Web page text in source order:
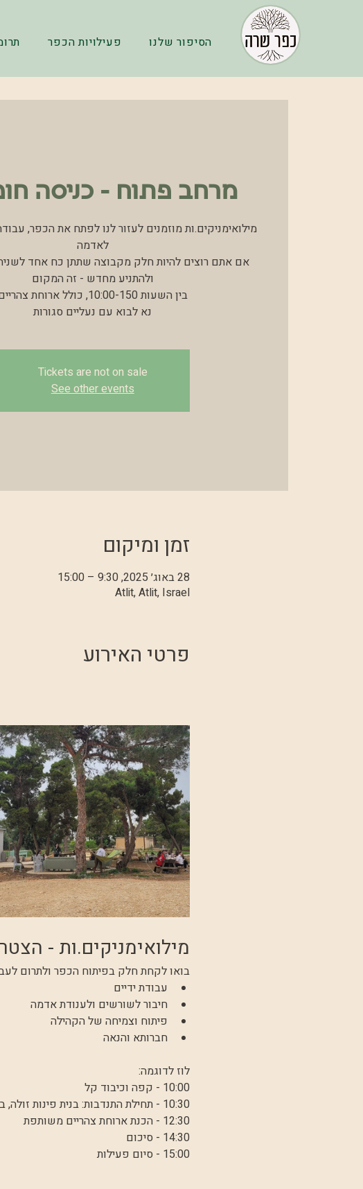
הסיפור שלנו פעילויות הכפר
מרחב פתוח - כניסה
מילואימניקים.ות מוזמנים לעזור לנו לפתח את הכפר,
אם אתם רוצים להיות חלק מקבוצה שתתן כח אחד
נא לבוא עם נעליים סגורות
Tickets are not on sale
See other events
זמן ומיקום
28 באוג׳ 2025, 9:30 – 15:00
Atlit, Atlit, Israel
פרטי האירוע
מילואימניקים.ות -
בואו לקחת חלק בפיתוח הכפר ולתרום
עבודת ידיים
חיבור לשורשים ולענודת אדמה
פיתוח וצמיחה של הקהילה
חברותא והנאה
לוז לדוגמה:
10:00 - קפה וכיבוד קל
10:30 - תחילת התנדבות: בנית פינות זולה, בניית ספסלים ושולחנות, פיתוח גינת חושים, בניית טאבון לפיצה ועוד ועוד
12:30 - הכנת ארוחת צהריים משותפת
14:30 - סיכום
15:00 - סיום פעילות